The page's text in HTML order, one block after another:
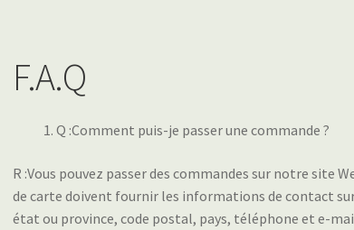
F.A.Q
Q :Comment puis-je passer une commande ?
R :Vous pouvez passer des commandes sur notre site
de carte doivent fournir les informations de contact
état ou province, code postal, pays, téléphone et e-